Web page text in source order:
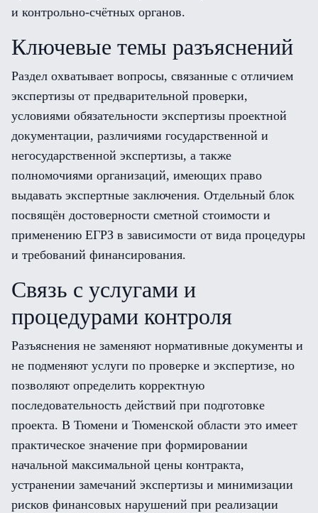
и контрольно-счётных органов.
Ключевые темы разъяснений
Раздел охватывает вопросы, связанные с отличием
экспертизы от предварительной проверки,
условиями обязательности экспертизы проектной
документации, различиями государственной и
негосударственной экспертизы, а также
полномочиями организаций, имеющих право
выдавать экспертные заключения. Отдельный блок
посвящён достоверности сметной стоимости и
применению ЕГРЗ в зависимости от вида процедуры
и требований финансирования.
Связь с услугами и
процедурами контроля
Разъяснения не заменяют нормативные документы и
не подменяют услуги по проверке и экспертизе, но
позволяют определить корректную
последовательность действий при подготовке
проекта. В Тюмени и Тюменской области это имеет
практическое значение при формировании
начальной максимальной цены контракта,
устранении замечаний экспертизы и минимизации
рисков финансовых нарушений при реализации